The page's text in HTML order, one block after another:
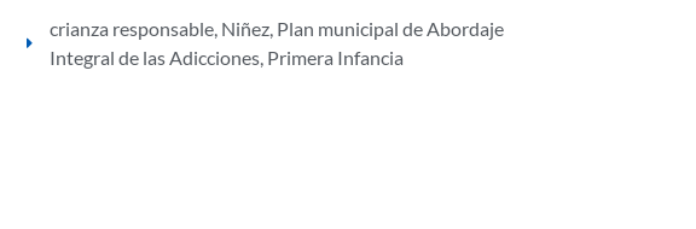
crianza responsable, Niñez, Plan municipal de Abordaje
Integral de las Adicciones, Primera Infancia